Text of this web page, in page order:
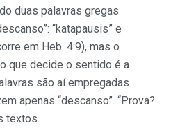
duas palavras gregas
“katapausis” e
em Heb. 4:9), mas o
que decide o sentido é a
são aí empregadas
apenas “descanso”. “Prova?
textos.